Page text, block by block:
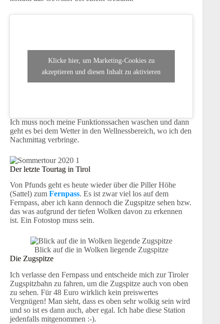
Klicke hier, um Marketing-Cookies zu
akzeptieren und diesen Inhalt zu aktivieren
Ich muss noch meine Funktionssachen waschen und dann
geht es bei dem Wetter in den Wellnessbereich, wo ich den
Nachmittag verbringe.
Der letzte Tourtag in Tirol
Von Pfunds geht es heute wieder über die Piller Höhe
(Sattel) zum Fernpass. Es ist zwar viel los auf dem
Fernpass, aber ich kann dennoch die Zugspitze sehen bzw.
das was aufgrund der tiefen Wolken davon zu erkennen
ist. Ein Fotostop muss sein.
Blick auf die in Wolken liegende Zugspitze
Die Zugspitze
Ich verlasse den Fernpass und entscheide mich zur Tiroler
Zugspitzbahn zu fahren, um die Zugspitze auch von oben
zu sehen. Für 48 Euro wirklich kein preiswertes
Vergnügen! Man sieht, dass es oben sehr wolkig sein wird
und so ist es dann auch, aber egal. Ich habe diese Station
jedenfalls mitgenommen :-).